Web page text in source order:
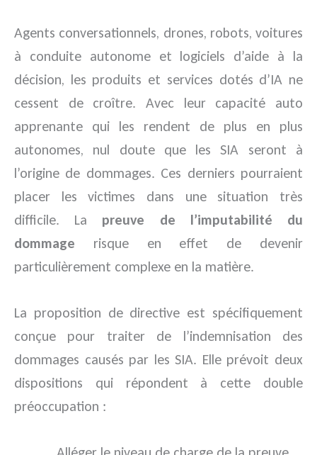
Agents conversationnels, drones, robots, voitures
à conduite autonome et logiciels d’aide à la
décision, les produits et services dotés d’IA ne
cessent de croître. Avec leur capacité auto
apprenante qui les rendent de plus en plus
autonomes, nul doute que les SIA seront à
l’origine de dommages. Ces derniers pourraient
placer les victimes dans une situation très
difficile. La preuve de l’imputabilité du
dommage risque en effet de devenir
particulièrement complexe en la matière.
La proposition de directive est spécifiquement
conçue pour traiter de l’indemnisation des
dommages causés par les SIA. Elle prévoit deux
dispositions qui répondent à cette double
préoccupation :